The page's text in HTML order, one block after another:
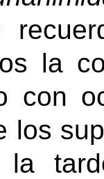
la
con
los